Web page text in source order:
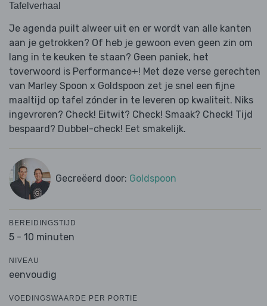
Tafelverhaal
Je agenda puilt alweer uit en er wordt van alle kanten
aan je getrokken? Of heb je gewoon even geen zin om
lang in te keuken te staan? Geen paniek, het
toverwoord is Performance+! Met deze verse gerechten
van Marley Spoon x Goldspoon zet je snel een fijne
maaltijd op tafel zónder in te leveren op kwaliteit. Niks
ingevroren? Check! Eitwit? Check! Smaak? Check! Tijd
bespaard? Dubbel-check! Eet smakelijk.
Gecreëerd door: Goldspoon
BEREIDINGSTIJD
5 - 10 minuten
NIVEAU
eenvoudig
VOEDINGSWAARDE PER PORTIE